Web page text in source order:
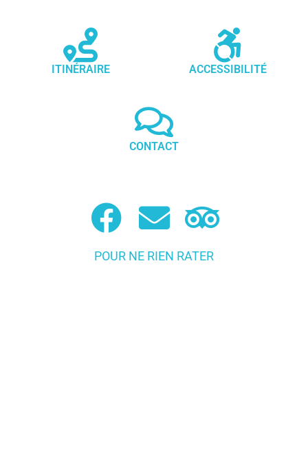
POUR NE RIEN RATER
ITINÉRAIRE ACCESSIBILITÉ
CONTACT